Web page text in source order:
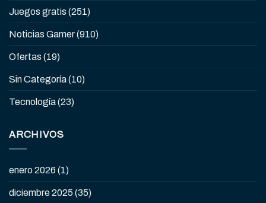
Juegos gratis (251)
Noticias Gamer(910)
Ofertas (19)
Sin Categoría(10)
Tecnología(23)
ARCHIVOS
enero 2026 (1)
diciembre 2025 (35)